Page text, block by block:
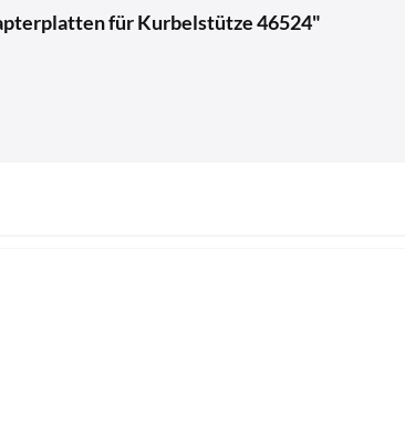
für Kurbelstütze 46524"